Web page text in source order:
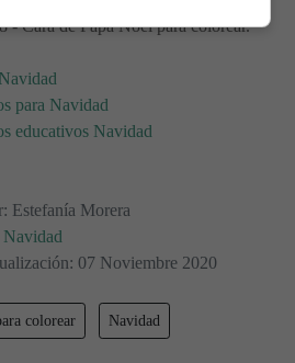
- Cara de Papá Noel para colorear.
para Navidad
educativos Navidad
Estefanía Morera
Navidad
07 Noviembre 2020
colorear Navidad